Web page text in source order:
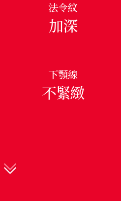
法令紋
加深
下顎線
不緊緻